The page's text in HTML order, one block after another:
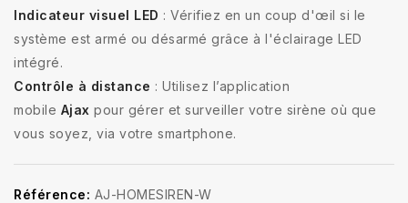
Indicateur visuel LED : Vérifiez en un coup d'œil si le
système est armé ou désarmé grâce à l'éclairage LED
intégré.
Contrôle à distance : Utilisez l’application
mobile Ajax pour gérer et surveiller votre sirène où que
vous soyez, via votre smartphone.
Référence: AJ-HOMESIREN-W